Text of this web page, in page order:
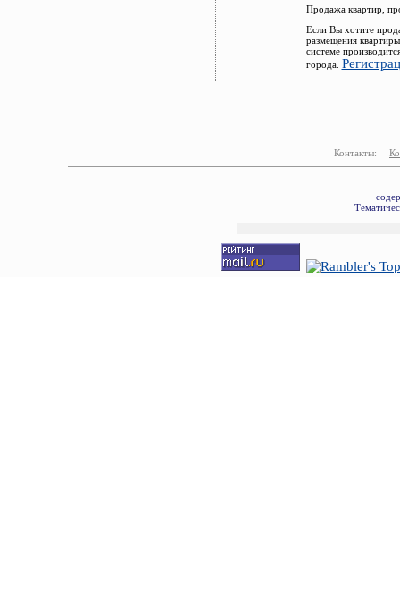
Продажа квартир,
Если Вы хотите
размещения
системе
города.
Контакты: